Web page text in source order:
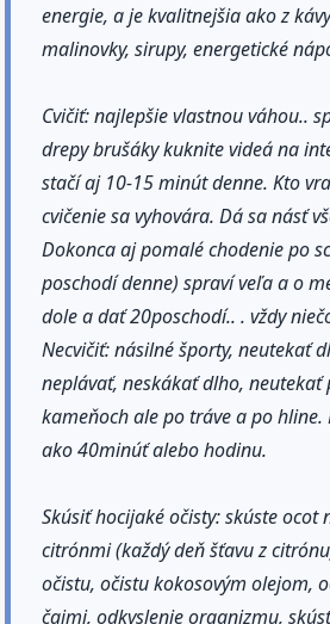
energie, a je kvalitnejšia ako z
malinovky, sirupy, energetické
Cvičiť: najlepšie vlastnou váhou..
drepy brušáky kuknite videá na
stačí aj 10-15 minút denne. Kto
cvičenie sa vyhovára. Dá sa násť
Dokonca aj pomalé chodenie po
poschodí denne) spraví veľa a o
dole a dať 20poschodí.. . vždy
Necvičiť: násilné športy, neutekať
neplávať, neskákať dlho, neutekať
kameňoch ale po tráve a po
ako 40minúť alebo hodinu.
Skúsiť hocijaké očisty: skúste ocot
citrónmi (každý deň šťavu z
očistu, očistu kokosovým olejom,
čajmi, odkyslenie organizmu,